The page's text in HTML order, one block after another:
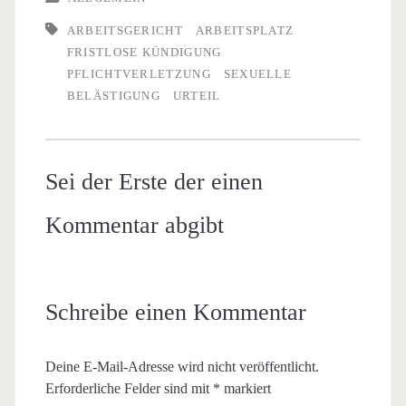
ARBEITSGERICHT
ARBEITSPLATZ
FRISTLOSE KÜNDIGUNG
PFLICHTVERLETZUNG
SEXUELLE
BELÄSTIGUNG
URTEIL
Sei der Erste der einen
Kommentar abgibt
Schreibe einen Kommentar
Deine E-Mail-Adresse wird nicht veröffentlicht.
Erforderliche Felder sind mit * markiert